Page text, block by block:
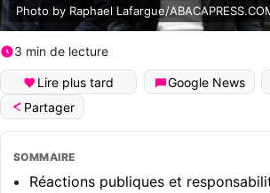
Photo by Raphael Lafargue/
3 min de lecture
Lire plus tard Google News
Partager
SOMMAIRE
Réactions publiques et